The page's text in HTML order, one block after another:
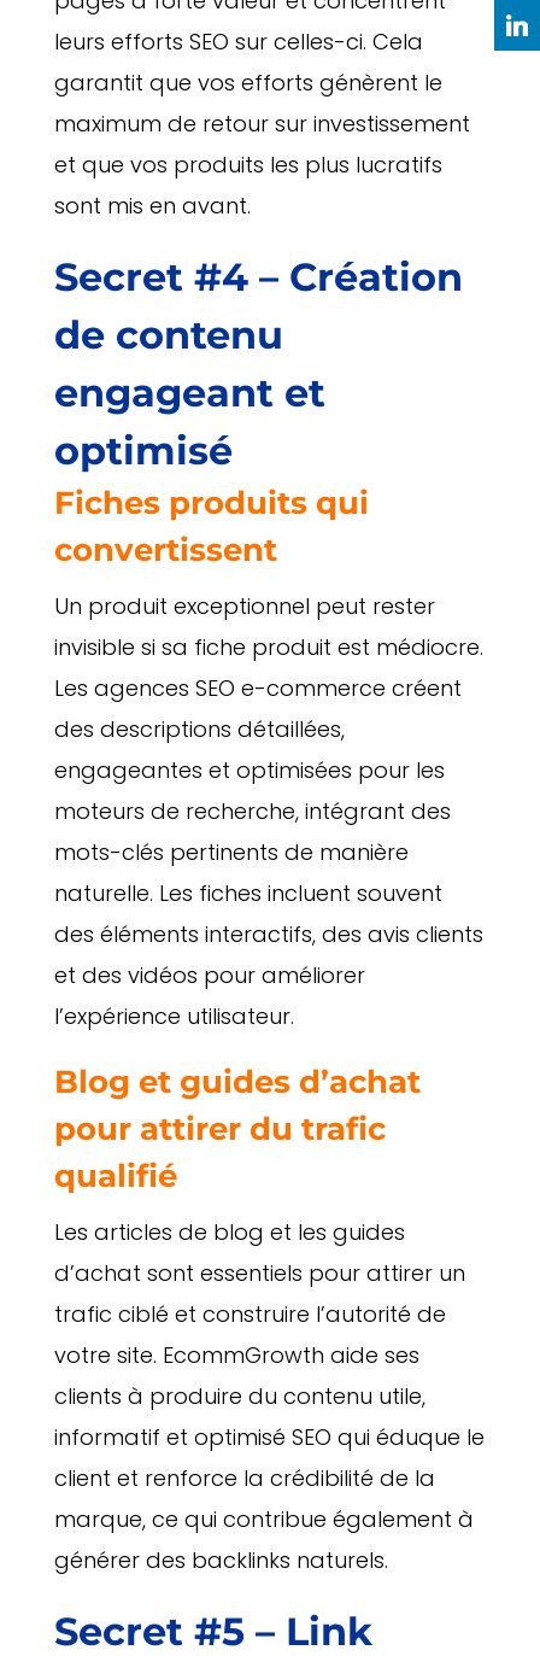
leurs efforts SEO sur celles-ci. Cela
garantit que vos efforts génèrent le
maximum de retour sur investissement
et que vos produits les plus lucratifs
sont mis en avant.
Secret #4 – Création
de contenu
engageant et
optimisé
Fiches produits qui
convertissent
Un produit exceptionnel peut rester
invisible si sa fiche produit est médiocre.
Les agences SEO e-commerce créent
des descriptions détaillées,
engageantes et optimisées pour les
moteurs de recherche, intégrant des
mots-clés pertinents de manière
naturelle. Les fiches incluent souvent
des éléments interactifs, des avis clients
et des vidéos pour améliorer
l’expérience utilisateur.
Blog et guides d’achat
pour attirer du trafic
qualifié
Les articles de blog et les guides
d’achat sont essentiels pour attirer un
trafic ciblé et construire l’autorité de
votre site. EcommGrowth aide ses
clients à produire du contenu utile,
informatif et optimisé SEO qui éduque le
client et renforce la crédibilité de la
marque, ce qui contribue également à
générer des backlinks naturels.
Secret #5 – Link